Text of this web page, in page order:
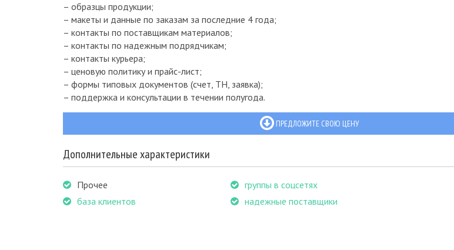
– образцы продукции;
– макеты и данные по заказам за последние 4 года;
– контакты по поставщикам материалов;
– контакты по надежным подрядчикам;
– контакты курьера;
– ценовую политику и прайс-лист;
– формы типовых документов (счет, ТН, заявка);
– поддержка и консультации в течении полугода.
ПРЕДЛОЖИТЕ СВОЮ ЦЕНУ
Дополнительные характеристики
Прочее
база клиентов
группы в соцсетях
надежные поставщики